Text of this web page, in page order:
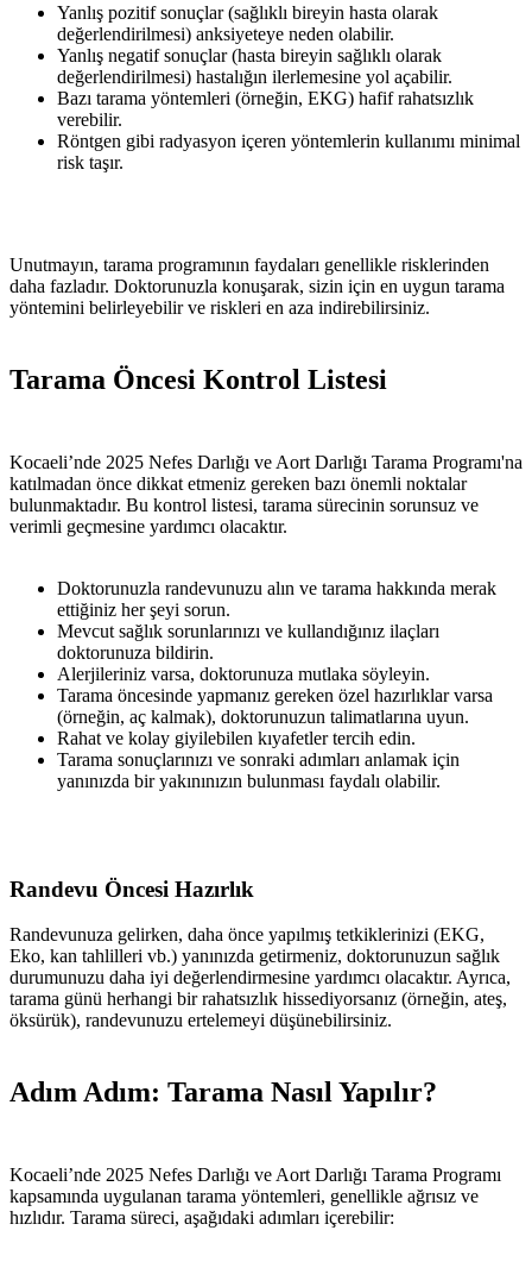
Yanlış pozitif sonuçlar (sağlıklı bireyin hasta olarak
değerlendirilmesi) anksiyeteye neden olabilir.
Yanlış negatif sonuçlar (hasta bireyin sağlıklı olarak
değerlendirilmesi) hastalığın ilerlemesine yol açabilir.
Bazı tarama yöntemleri (örneğin, EKG) hafif rahatsızlık
verebilir.
Röntgen gibi radyasyon içeren yöntemlerin kullanımı minimal
risk taşır.
Unutmayın, tarama programının faydaları genellikle risklerinden
daha fazladır. Doktorunuzla konuşarak, sizin için en uygun tarama
yöntemini belirleyebilir ve riskleri en aza indirebilirsiniz.
Tarama Öncesi Kontrol Listesi
Kocaeli’nde 2025 Nefes Darlığı ve Aort Darlığı Tarama Programı'na
katılmadan önce dikkat etmeniz gereken bazı önemli noktalar
bulunmaktadır. Bu kontrol listesi, tarama sürecinin sorunsuz ve
verimli geçmesine yardımcı olacaktır.
Doktorunuzla randevunuzu alın ve tarama hakkında merak
ettiğiniz her şeyi sorun.
Mevcut sağlık sorunlarınızı ve kullandığınız ilaçları
doktorunuza bildirin.
Alerjileriniz varsa, doktorunuza mutlaka söyleyin.
Tarama öncesinde yapmanız gereken özel hazırlıklar varsa
(örneğin, aç kalmak), doktorunuzun talimatlarına uyun.
Rahat ve kolay giyilebilen kıyafetler tercih edin.
Tarama sonuçlarınızı ve sonraki adımları anlamak için
yanınızda bir yakınınızın bulunması faydalı olabilir.
Randevu Öncesi Hazırlık
Randevunuza gelirken, daha önce yapılmış tetkiklerinizi (EKG,
Eko, kan tahlilleri vb.) yanınızda getirmeniz, doktorunuzun sağlık
durumunuzu daha iyi değerlendirmesine yardımcı olacaktır. Ayrıca,
tarama günü herhangi bir rahatsızlık hissediyorsanız (örneğin, ateş,
öksürük), randevunuzu ertelemeyi düşünebilirsiniz.
Adım Adım: Tarama Nasıl Yapılır?
Kocaeli’nde 2025 Nefes Darlığı ve Aort Darlığı Tarama Programı
kapsamında uygulanan tarama yöntemleri, genellikle ağrısız ve
hızlıdır. Tarama süreci, aşağıdaki adımları içerebilir: